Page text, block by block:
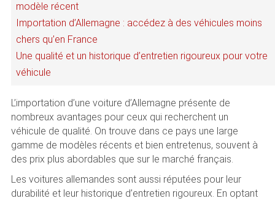
modèle récent
Importation d’Allemagne : accédez à des véhicules moins
chers qu’en France
Une qualité et un historique d’entretien rigoureux pour votre
véhicule
L’importation d’une voiture d’Allemagne présente de
nombreux avantages pour ceux qui recherchent un
véhicule de qualité. On trouve dans ce pays une large
gamme de modèles récents et bien entretenus, souvent à
des prix plus abordables que sur le marché français.
Les voitures allemandes sont aussi réputées pour leur
durabilité et leur historique d’entretien rigoureux. En optant